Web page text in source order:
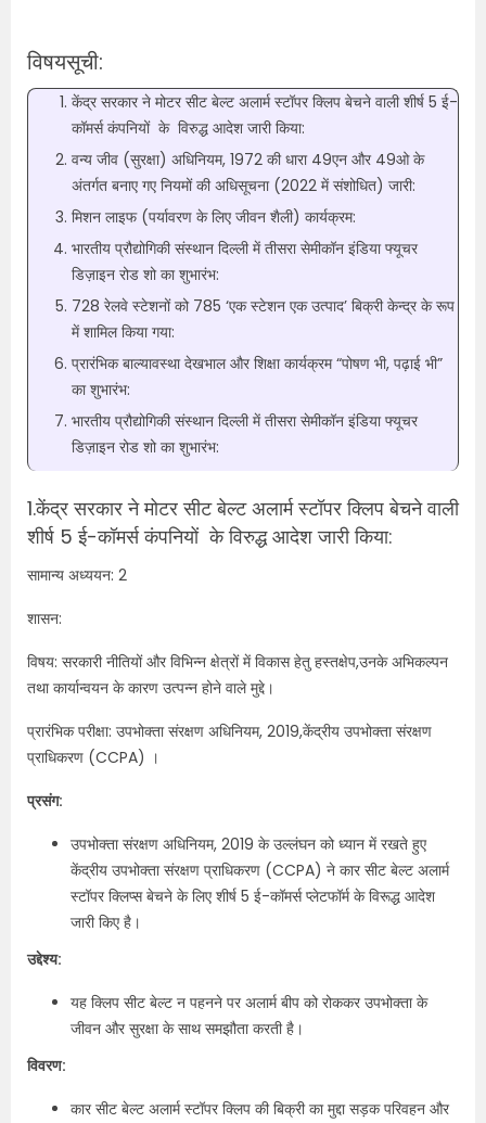
विषयसूची:
केंद्र सरकार ने मोटर सीट बेल्ट अलार्म स्टॉपर क्लिप बेचने वाली शीर्ष 5 ई-
कॉमर्स कंपनियों के विरुद्ध आदेश जारी किया:
वन्य जीव (सुरक्षा) अधिनियम, 1972 की धारा 49एन और 49ओ के
अंतर्गत बनाए गए नियमों की अधिसूचना (2022 में संशोधित) जारी:
मिशन लाइफ (पर्यावरण के लिए जीवन शैली) कार्यक्रम:
भारतीय प्रौद्योगिकी संस्थान दिल्ली में तीसरा सेमीकॉन इंडिया फ्यूचर
डिज़ाइन रोड शो का शुभारंभ:
728 रेलवे स्टेशनों को 785 ‘एक स्टेशन एक उत्पाद’ बिक्री केन्द्र के रूप
में शामिल किया गया:
प्रारंभिक बाल्यावस्था देखभाल और शिक्षा कार्यक्रम “पोषण भी, पढ़ाई भी”
का शुभारंभ:
भारतीय प्रौद्योगिकी संस्थान दिल्ली में तीसरा सेमीकॉन इंडिया फ्यूचर
डिज़ाइन रोड शो का शुभारंभ:
1.केंद्र सरकार ने मोटर सीट बेल्ट अलार्म स्टॉपर क्लिप बेचने वाली
शीर्ष 5 ई-कॉमर्स कंपनियों के विरुद्ध आदेश जारी किया:
सामान्य अध्ययन: 2
शासन:
विषय: सरकारी नीतियों और विभिन्न क्षेत्रों में विकास हेतु हस्तक्षेप,उनके अभिकल्पन
तथा कार्यान्वयन के कारण उत्पन्न होने वाले मुद्दे।
प्रारंभिक परीक्षा: उपभोक्ता संरक्षण अधिनियम, 2019,केंद्रीय उपभोक्ता संरक्षण
प्राधिकरण (CCPA) ।
प्रसंग:
उपभोक्ता संरक्षण अधिनियम, 2019 के उल्लंघन को ध्‍यान में रखते हुए
केंद्रीय उपभोक्ता संरक्षण प्राधिकरण (CCPA) ने कार सीट बेल्ट अलार्म
स्टॉपर क्लिप्स बेचने के लिए शीर्ष 5 ई-कॉमर्स प्लेटफॉर्म के विरूद्ध आदेश
जारी किए है।
उद्देश्य:
यह क्लिप सीट बेल्ट न पहनने पर अलार्म बीप को रोककर उपभोक्ता के
जीवन और सुरक्षा के साथ समझौता करती है।
विवरण:
कार सीट बेल्ट अलार्म स्टॉपर क्लिप की बिक्री का मुद्दा सड़क परिवहन और